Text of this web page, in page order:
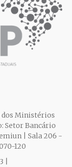
dos Ministérios
Setor Bancário
| Sala 206 -
120
|